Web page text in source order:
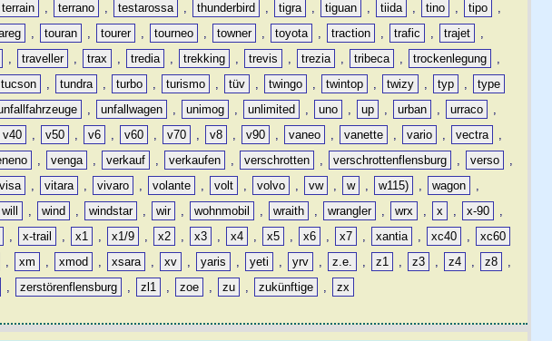
terrain , terrano , testarossa , thunderbird , tigra , tiguan , tiida , tino , tipo
,
, touran , tourer , tourneo , towner , toyota , traction , trafic , trajet
,
, traveller , trax , tredia , trekking , trevis , trezia , tribeca , trockenlegung
,
tucson , tundra , turbo , turismo , tüv , twingo , twintop , twizy , typ ,
type
, unfallwagen , unimog , unlimited , uno , up , urban , urraco
,
v40 , v50 , v6 , v60 , v70 , v8 , v90 , vaneo , vanette , vario , vectra
,
, venga , verkauf , verkaufen , verschrotten , verschrottenflensburg , verso
,
visa , vitara , vivaro , volante , volt , volvo , vw , w , w115) , wagon
,
will , wind , windstar , wir , wohnmobil , wraith , wrangler , wrx , x , x-90
,
, x-trail , x1 , x1/9 , x2 , x3 , x4 , x5 , x6 , x7 , xantia , xc40 ,
xc60
, xm , xmod , xsara , xv , yaris , yeti , yrv , z.e. , z1 , z3 , z4 , z8
,
, zerstörenflensburg , zl1 , zoe , zu , zukünftige , zx